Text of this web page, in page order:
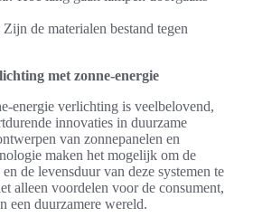
Zijn de materialen bestand tegen
met zonne-energie
energie verlichting is veelbelovend,
innovaties in duurzame
van zonnepanelen en
maken het mogelijk om de
de levensduur van deze systemen te
alleen voordelen voor de consument,
een duurzamere wereld.